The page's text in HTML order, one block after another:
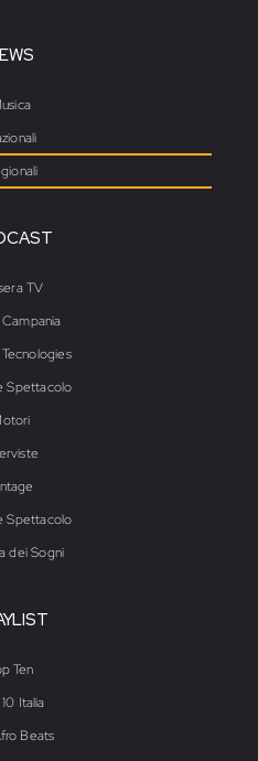
TV
Campania
Spettacolo
Spettacolo
dei Sogni
Ten
Italia
Beats